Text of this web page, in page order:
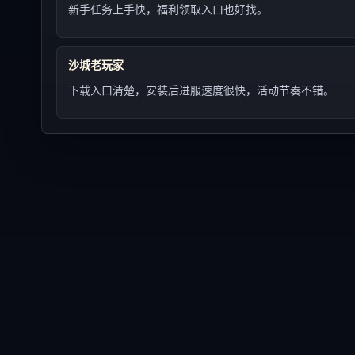
新手任务上手快，福利领取入口也好找。
沙城老玩家
下载入口清楚，安装后进服速度很快，活动节奏不错。